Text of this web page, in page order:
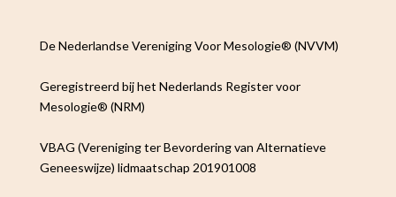
De Nederlandse Vereniging Voor Mesologie® (NVVM)
Geregistreerd bij het Nederlands Register voor
Mesologie® (NRM)
VBAG (Vereniging ter Bevordering van Alternatieve
Geneeswijze) lidmaatschap 201901008